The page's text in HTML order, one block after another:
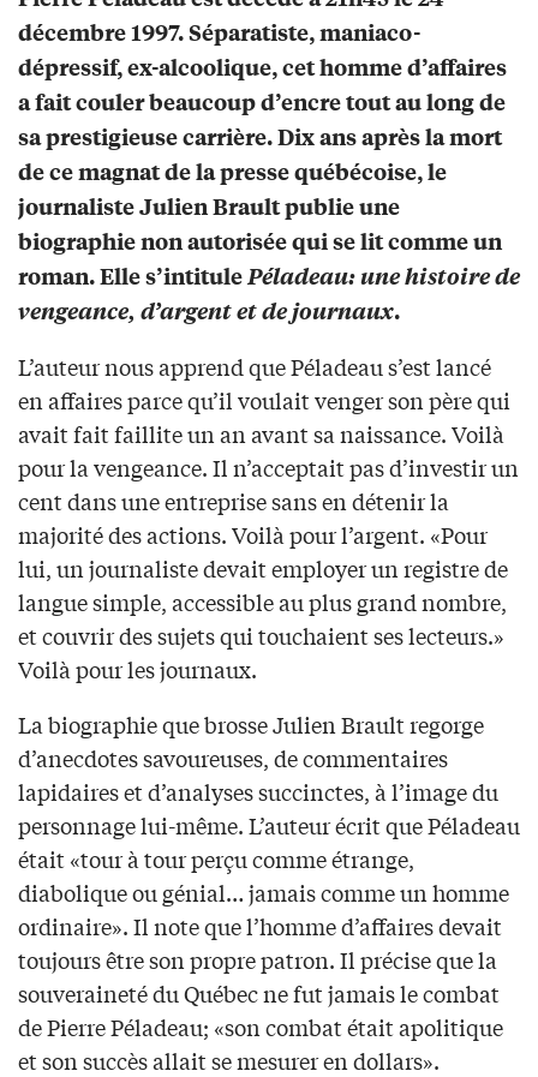
décembre 1997. Séparatiste, maniaco-
dépressif, ex-alcoolique, cet homme d’affaires
a fait couler beaucoup d’encre tout au long de
sa prestigieuse carrière. Dix ans après la mort
de ce magnat de la presse québécoise, le
journaliste Julien Brault publie une
biographie non autorisée qui se lit comme un
roman. Elle s’intitule Péladeau: une histoire de
vengeance, d’argent et de journaux.
L’auteur nous apprend que Péladeau s’est lancé
en affaires parce qu’il voulait venger son père qui
avait fait faillite un an avant sa naissance. Voilà
pour la vengeance. Il n’acceptait pas d’investir un
cent dans une entreprise sans en détenir la
majorité des actions. Voilà pour l’argent. «Pour
lui, un journaliste devait employer un registre de
langue simple, accessible au plus grand nombre,
et couvrir des sujets qui touchaient ses lecteurs.»
Voilà pour les journaux.
La biographie que brosse Julien Brault regorge
d’anecdotes savoureuses, de commentaires
lapidaires et d’analyses succinctes, à l’image du
personnage lui-même. L’auteur écrit que Péladeau
était «tour à tour perçu comme étrange,
diabolique ou génial… jamais comme un homme
ordinaire». Il note que l’homme d’affaires devait
toujours être son propre patron. Il précise que la
souveraineté du Québec ne fut jamais le combat
de Pierre Péladeau; «son combat était apolitique
et son succès allait se mesurer en dollars».